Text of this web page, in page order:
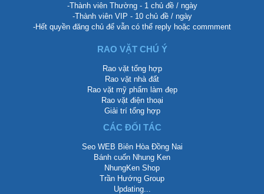
-Thành viên Thường - 1 chủ đề / ngày
-Thành viên VIP - 10 chủ đề / ngày
-Hết quyền đăng chủ để vẫn có thể reply hoặc commment
RAO VẶT CHÚ Ý
Rao vặt tổng hợp
Rao vặt nhà đất
Rao vặt mỹ phẩm làm đẹp
Rao vặt điện thoại
Giải trí tổng hợp
CÁC ĐỐI TÁC
Seo WEB Biên Hòa Đồng Nai
Bánh cuốn Nhung Ken
NhungKen Shop
Trần Hướng Group
Updating...